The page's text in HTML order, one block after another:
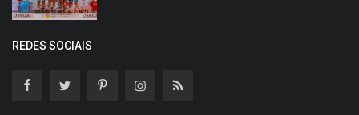
REDES SOCIAIS